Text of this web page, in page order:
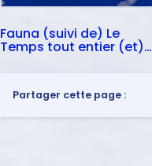
Fauna (suivi de) Le
Temps tout entier (et)
Partager cette page :